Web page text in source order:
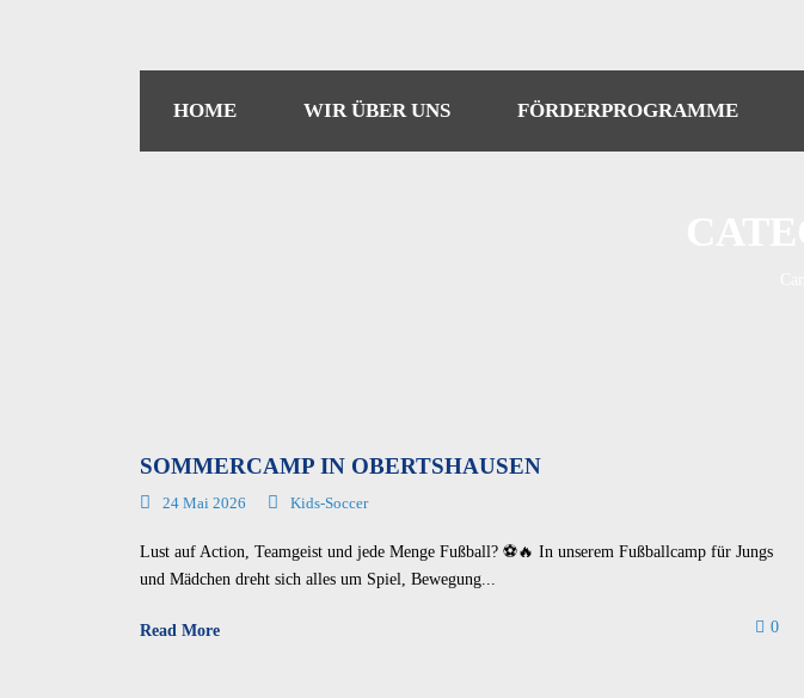
HOME WIR ÜBER UNS FÖRDERPROGRAMME
SOMMERCAMP IN OBERTSHAUSEN
24 Mai 2026 Kids-Soccer
Lust auf Action, Teamgeist und jede Menge Fußball? ⚽🔥 In unserem Fußballcamp für Jungs
und Mädchen dreht sich alles um Spiel, Bewegung...
Read More 0